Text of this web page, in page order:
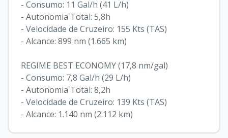
- Consumo: 11 Gal/h (41 L/h)
- Autonomia Total: 5,8h
- Velocidade de Cruzeiro: 155 Kts (TAS)
- Alcance: 899 nm (1.665 km)
REGIME BEST ECONOMY (17,8 nm/gal)
- Consumo: 7,8 Gal/h (29 L/h)
- Autonomia Total: 8,2h
- Velocidade de Cruzeiro: 139 Kts (TAS)
- Alcance: 1.140 nm (2.112 km)